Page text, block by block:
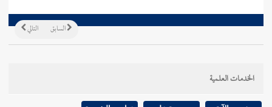
التالي السابق
الخدمات العلمية